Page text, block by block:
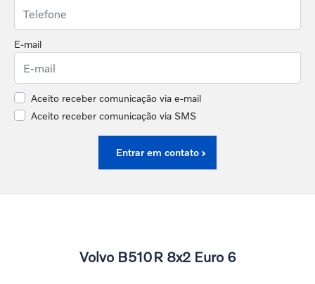
E-mail
Aceito receber comunicação via e-mail
Aceito receber comunicação via SMS
Entrar em contato
Volvo B510R 8x2 Euro 6